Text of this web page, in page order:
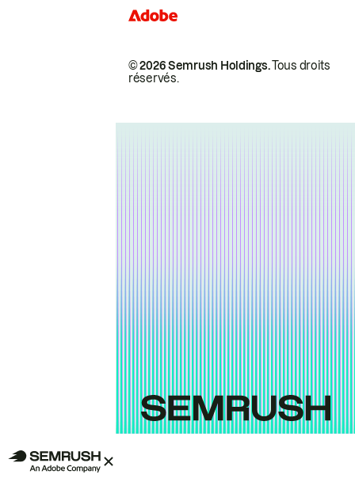
© 2026 Semrush Holdings.Tous droits
réservés.